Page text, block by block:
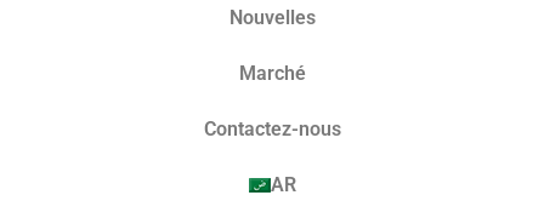
Nouvelles
Marché​
Contactez-nous
AR